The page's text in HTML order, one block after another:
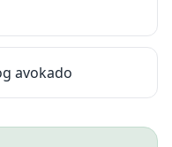
avokado